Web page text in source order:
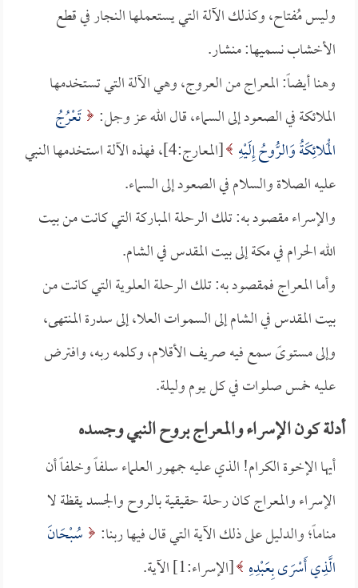
وليس مُفتاح، وكذلك الآلة التي يستعملها النجار في قطع
الأخشاب نسميها: منشار.
وهنا أيضاً: المعراج من العروج، وهي الآلة التي تستخدمها
الملائكة في الصعود إلى السماء، قال الله عز وجل: تَعْرُجُ
الْمَلائِكَةُ وَالرُّوحُ إِلَيْهِ
[المعارج:4]، فهذه الآلة استخدمها النبي
عليه الصلاة والسلام في الصعود إلى السماء.
والإسراء مقصود به: تلك الرحلة المباركة التي كانت من بيت
الله الحرام في مكة إلى بيت المقدس في الشام.
وأما المعراج فمقصود به: تلك الرحلة العلوية التي كانت من
بيت المقدس في الشام إلى السموات العلا، إلى سدرة المنتهى،
وإلى مستوىً سمع فيه صريف الأقلام، وكلمه ربه، وافترض
عليه خمس صلوات في كل يوم وليلة.
أدلة كون الإسراء والمعراج بروح النبي وجسده
أيها الإخوة الكرام! الذي عليه جمهور العلماء سلفاً وخلفاً أن
الإسراء والمعراج كان رحلة حقيقية بالروح والجسد يقظة لا
مناماً؛ والدليل على ذلك الآية التي قال فيها ربنا:
سُبْحَانَ
الَّذِي أَسْرَى بِعَبْدِهِ [الإسراء:1] الآية.